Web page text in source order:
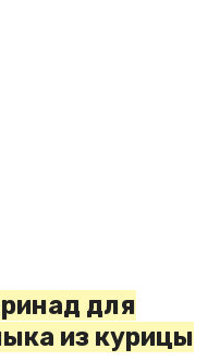
для
из курицы